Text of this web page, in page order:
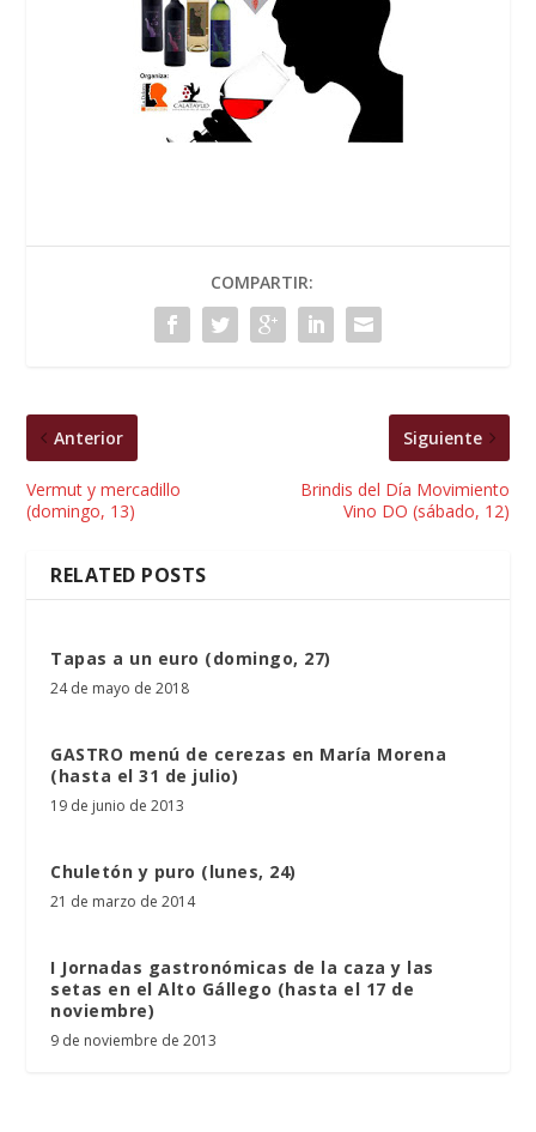
COMPARTIR:
Anterior
Vermut y mercadillo
(domingo, 13)
Siguiente
Brindis del Día Movimiento
Vino DO (sábado, 12)
RELATED POSTS
Tapas a un euro (domingo, 27)
24 de mayo de 2018
GASTRO menú de cerezas en María Morena
(hasta el 31 de julio)
19 de junio de 2013
Chuletón y puro (lunes, 24)
21 de marzo de 2014
I Jornadas gastronómicas de la caza y las
setas en el Alto Gállego (hasta el 17 de
noviembre)
9 de noviembre de 2013